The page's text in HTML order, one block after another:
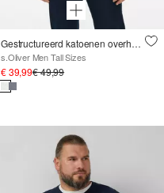
Gestructureerd katoenen overhemd
s.Oliver Men Tall Sizes
€ 39,99€ 49,99